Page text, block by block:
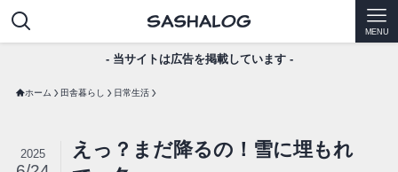
MENU
- 当サイトは広告を掲載しています -
ホーム 田舎暮らし 日常生活
えっ？まだ降るの！雪に埋もれ
2025